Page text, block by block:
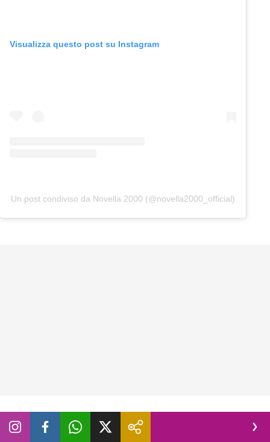
Visualizza questo post su Instagram
Un post condiviso da Novella 2000 (@novella2000_official)
Vacanze scolastiche estive troppo lunghe?
A pagare sono soprattutto le donne